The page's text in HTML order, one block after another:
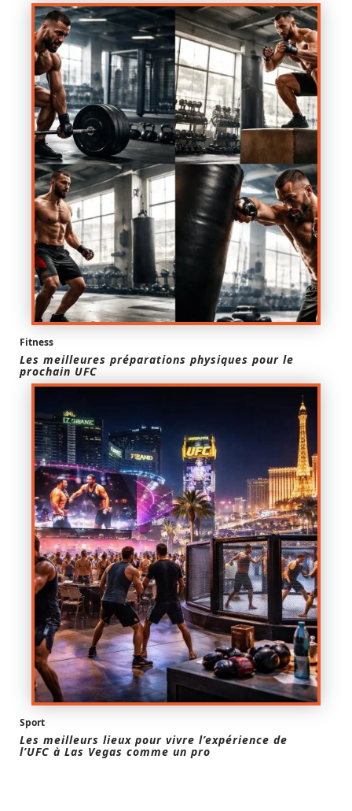
Fitness
Les meilleures préparations physiques pour le
prochain UFC
Sport
Les meilleurs lieux pour vivre l’expérience de
l’UFC à Las Vegas comme un pro